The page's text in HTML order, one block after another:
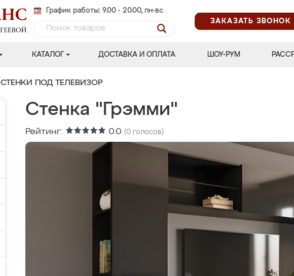
График работы: 9.00 - 20.00, пн-вс
ЗАКАЗАТЬ ЗВОНОК
КАТАЛОГ ДОСТАВКА И ОПЛАТА ШОУ-РУМ
СТЕНКИ ПОД ТЕЛЕВИЗОР
Стенка "Грэмми"
Рейтинг: 0.0 (0 голосов)